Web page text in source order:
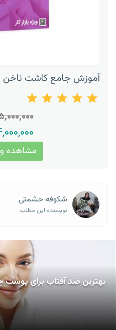
آموزش جامع کاشت ناخن
۵,۰۰۰,۰۰۰
مشاهده
شکوفه حشمتی
نویسنده این مطلب
بهترین ضد آفتاب برای پوست